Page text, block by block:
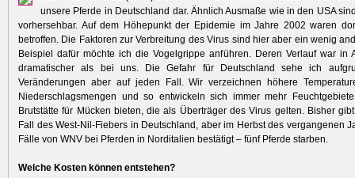
unsere Pferde in Deutschland dar. Ähnlich Ausmaße wie in den USA
vorhersehbar. Auf dem Höhepunkt der Epidemie im Jahre 2002 waren
betroffen. Die Faktoren zur Verbreitung des Virus sind hier aber ein wenig
Beispiel dafür möchte ich die Vogelgrippe anführen. Deren Verlauf war in
dramatischer als bei uns. Die Gefahr für Deutschland sehe ich
Veränderungen aber auf jeden Fall. Wir verzeichnen höhere
Niederschlagsmengen und so entwickeln sich immer mehr
Brutstätte für Mücken bieten, die als Überträger des Virus gelten. Bisher
Fall des West-Nil-Fiebers in Deutschland, aber im Herbst des vergangenen
Fälle von WNV bei Pferden in Norditalien bestätigt – fünf Pferde starben.
Welche Kosten können entstehen?